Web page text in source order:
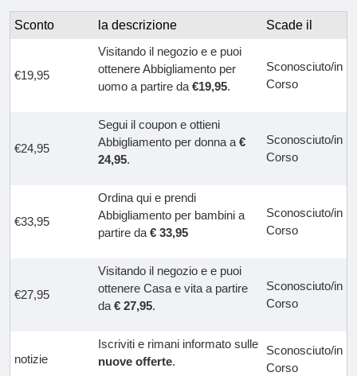
Sconto la descrizione Scade il
€19,95
Visitando il negozio e e puoi
ottenere Abbigliamento per
uomo a partire da €19,95.
Sconosciuto/in
Corso
€24,95
Segui il coupon e ottieni
Abbigliamento per donna a €
24,95.
Sconosciuto/in
Corso
€33,95
Ordina qui e prendi
Abbigliamento per bambini a
partire da € 33,95
Sconosciuto/in
Corso
€27,95
Visitando il negozio e e puoi
ottenere Casa e vita a partire
da € 27,95.
Sconosciuto/in
Corso
notizie
Iscriviti e rimani informato sulle
nuove offerte.
Sconosciuto/in
Corso